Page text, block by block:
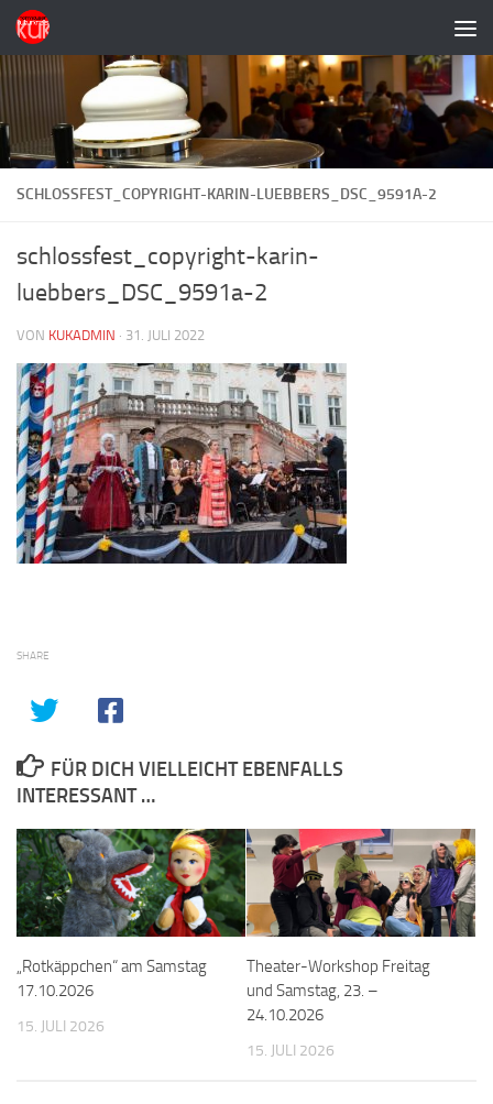
Zum Inhalt springen
SCHLOSSFEST_COPYRIGHT-KARIN-LUEBBERS_DSC_9591A-2
schlossfest_copyright-karin-
luebbers_DSC_9591a-2
VON KUKADMIN · 31. JULI 2022
SHARE
FÜR DICH VIELLEICHT EBENFALLS
INTERESSANT …
„Rotkäppchen“ am Samstag
17.10.2026
15. JULI 2026
Theater-Workshop Freitag
und Samstag, 23. –
24.10.2026
15. JULI 2026